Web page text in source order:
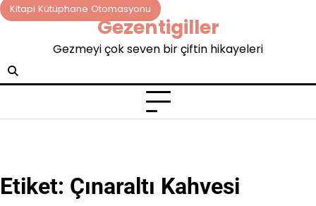
Skip
to
Kitapi Kütüphane Otomasyonu
Gezentigiller
Gezmeyi çok seven bir çiftin hikayeleri
Etiket: Çınaraltı Kahvesi